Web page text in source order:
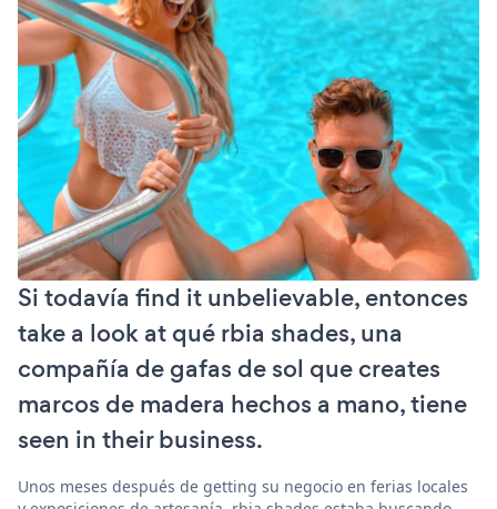
Si todavía find it unbelievable, entonces
take a look at qué rbia shades, una
compañía de gafas de sol que creates
marcos de madera hechos a mano, tiene
seen in their business.
Unos meses después de getting su negocio en ferias locales